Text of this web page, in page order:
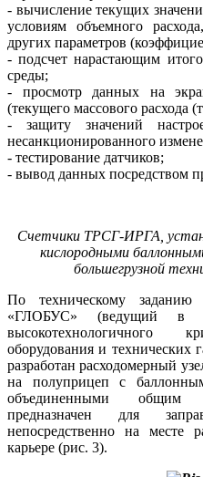
- вычисление текущих
условиям объемного
других параметров
- подсчет нарастающим
среды;
- просмотр данных на
(текущего массового расхода
- защиту значений
несанкционированного
- тестирование датчиков;
- вывод данных посредством
Счетчики ТРСГ-ИРГА,
кислородными
большегрузной
По техническому
«ГЛОБУС» (ведущий в
высокотехнологичного
оборудования и технических
разработан расходомерный
на полуприцеп с
объединенными общим
предназначен для
непосредственно на
карьере (рис. 3).